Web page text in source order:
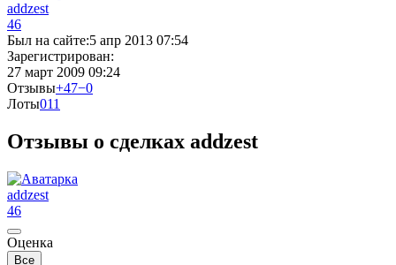
addzest
46
Был на сайте:5 апр 2013 07:54
Зарегистрирован:
27 март 2009 09:24
Отзывы+47−0
Лоты011
Отзывы о сделках addzest
addzest
46
Оценка
Все